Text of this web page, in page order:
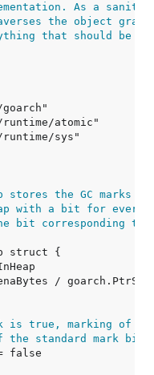
As a sanity
the object
that should be
stores the GC marks
with a bit for every
bit corresponding to
is true, marking of an
standard mark